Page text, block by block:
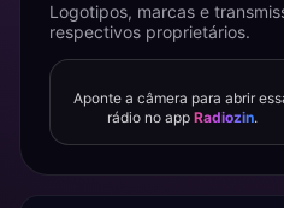
Logotipos, marcas e
respectivos proprietários.
Aponte a câmera para abrir
rádio no app Radiozin.